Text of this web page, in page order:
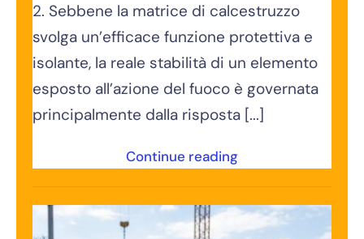
2. Sebbene la matrice di calcestruzzo
svolga un’efficace funzione protettiva e
isolante, la reale stabilità di un elemento
esposto all’azione del fuoco è governata
principalmente dalla risposta [...]
Continue reading